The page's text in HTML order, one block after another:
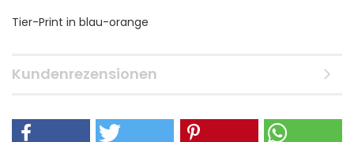
Tier-Print in blau-orange
Kundenrezensionen